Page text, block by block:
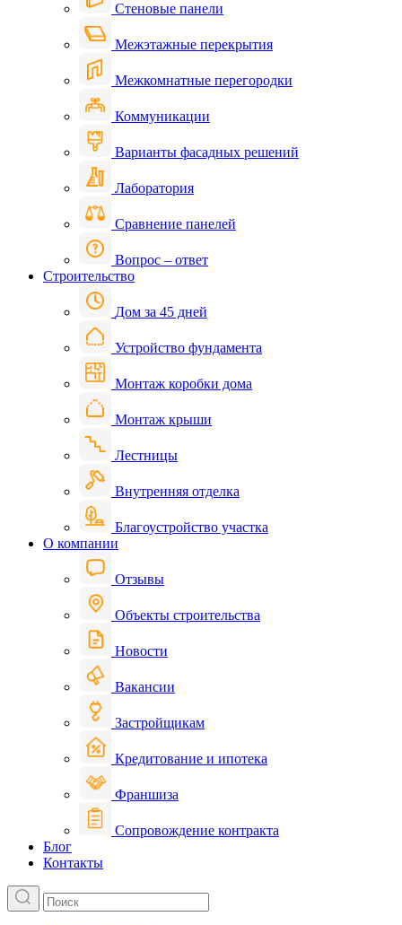
Стеновые панели
Межэтажные перекрытия
Межкомнатные перегородки
Коммуникации
Варианты фасадных решений
Лаборатория
Сравнение панелей
Вопрос – ответ
Строительство
Дом за 45 дней
Устройство фундамента
Монтаж коробки дома
Монтаж крыши
Лестницы
Внутренняя отделка
Благоустройство участка
О компании
Отзывы
Объекты строительства
Новости
Вакансии
Застройщикам
Кредитование и ипотека
Франшиза
Сопровождение контракта
Блог
Контакты